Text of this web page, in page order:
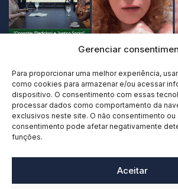
Gerenciar
Para proporcionar uma melhor experiência,
como cookies para armazenar e/ou acessar
dispositivo. O consentimento com essas
processar dados como comportamento da
exclusivos neste site. O não consentimento ou
consentimento pode afetar negativamente
funções.
Aceitar